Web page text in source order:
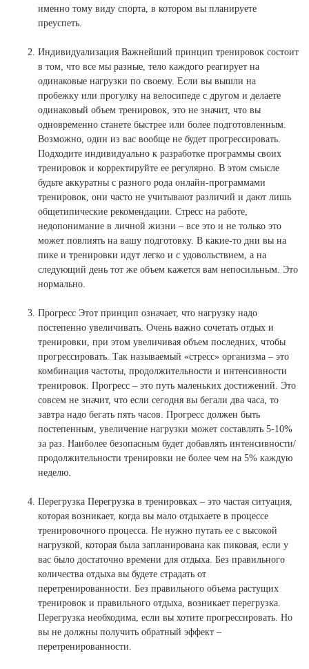
Ханты-Мансийский автономный округ (3)
Челябинская область (2)
Ямало-Ненецкий автономный округ (1)
Ярославская область (1)
именно тому виду спорта, в котором вы планируете
преуспеть.
Индивидуализация Важнейший принцип тренировок состоит
в том, что все мы разные, тело каждого реагирует на
одинаковые нагрузки по своему. Если вы вышли на
пробежку или прогулку на велосипеде с другом и делаете
одинаковый объем тренировок, это не значит, что вы
одновременно станете быстрее или более подготовленным.
Возможно, один из вас вообще не будет прогрессировать.
Подходите индивидуально к разработке программы своих
тренировок и корректируйте ее регулярно. В этом смысле
будьте аккуратны с разного рода онлайн-программами
тренировок, они часто не учитывают различий и дают лишь
общетипические рекомендации. Стресс на работе,
недопонимание в личной жизни – все это и не только это
может повлиять на вашу подготовку. В какие-то дни вы на
пике и тренировки идут легко и с удовольствием, а на
следующий день тот же объем кажется вам непосильным. Это
нормально.
Прогресс Этот принцип означает, что нагрузку надо
постепенно увеличивать. Очень важно сочетать отдых и
тренировки, при этом увеличивая объем последних, чтобы
прогрессировать. Так называемый «стресс» организма – это
комбинация частоты, продолжительности и интенсивности
тренировок. Прогресс – это путь маленьких достижений. Это
совсем не значит, что если сегодня вы бегали два часа, то
завтра надо бегать пять часов. Прогресс должен быть
постепенным, увеличение нагрузки может составлять 5-10%
за раз. Наиболее безопасным будет добавлять интенсивности/
продолжительности тренировки не более чем на 5% каждую
неделю.
Перегрузка Перегрузка в тренировках – это частая ситуация,
которая возникает, когда вы мало отдыхаете в процессе
тренировочного процесса. Не нужно путать ее с высокой
нагрузкой, которая была запланирована как пиковая, если у
вас было достаточно времени для отдыха. Без правильного
количества отдыха вы будете страдать от
перетренированности. Без правильного объема растущих
тренировок и правильного отдыха, возникает перегрузка.
Перегрузка необходима, если вы хотите прогрессировать. Но
вы не должны получить обратный эффект –
перетренированности.